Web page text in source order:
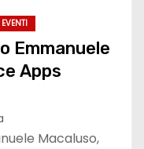
EVENTI
Emmanuele
Apps
Macaluso,